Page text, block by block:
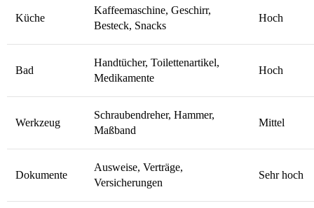
Küche
Kaffeemaschine, Geschirr,
Besteck, Snacks
Hoch
Bad
Handtücher, Toilettenartikel,
Medikamente
Hoch
Werkzeug
Schraubendreher, Hammer,
Maßband
Mittel
Dokumente
Ausweise, Verträge,
Versicherungen
Sehr hoch